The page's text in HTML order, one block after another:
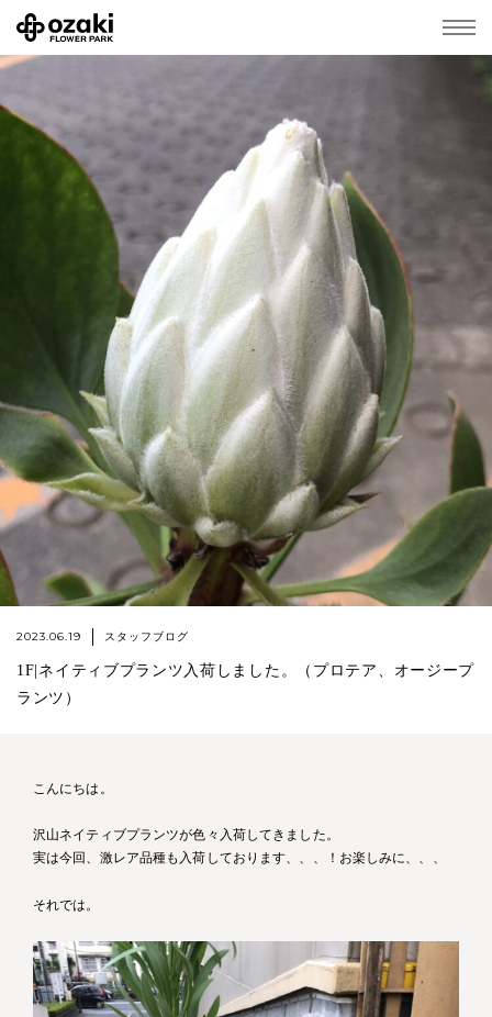
2023.06.19 スタッフブログ
1F|ネイティブプランツ入荷しました。（プロテア、オージープ
ランツ）
こんにちは。
沢山ネイティブプランツが色々入荷してきました。
実は今回、激レア品種も入荷しております、、、！お楽しみに、、、
それでは。